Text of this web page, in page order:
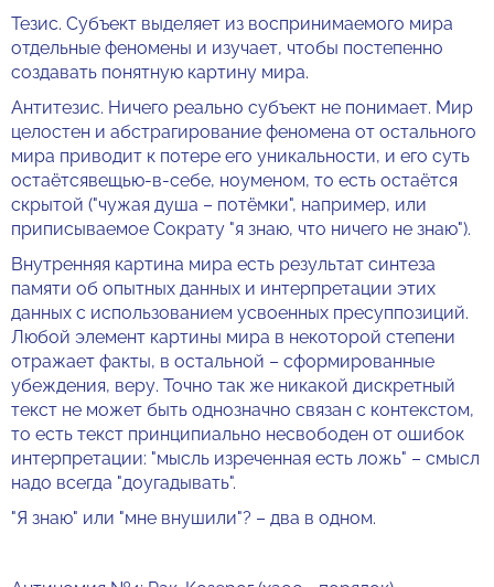
Тезис. Субъект выделяет из воспринимаемого мира
отдельные феномены и изучает, чтобы постепенно
создавать понятную картину мира.
Антитезис. Ничего реально субъект не понимает. Мир
целостен и абстрагирование феномена от остального
мира приводит к потере его уникальности, и его суть
остаётсявещью-в-себе, ноуменом, то есть остаётся
скрытой ("чужая душа – потёмки", например, или
приписываемое Сократу "я знаю, что ничего не знаю").
Внутренняя картина мира есть результат синтеза
памяти об опытных данных и интерпретации этих
данных с использованием усвоенных пресуппозиций.
Любой элемент картины мира в некоторой степени
отражает факты, в остальной – сформированные
убеждения, веру. Точно так же никакой дискретный
текст не может быть однозначно связан с контекстом,
то есть текст принципиально несвободен от ошибок
интерпретации: "мысль изреченная есть ложь" – смысл
надо всегда "доугадывать".
"Я знаю" или "мне внушили"? – два в одном.